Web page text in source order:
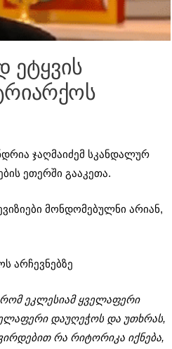
ეტყვის
ჯაღმაიძემ სკანდალურ
ეთერში გააკეთა.
მონდომებულნი არიან,
არჩევნებზე
რომ ეკლესიამ ყველაფერი
დაუღეჭოს და უთხრას,
რა რიტორიკა იქნება,